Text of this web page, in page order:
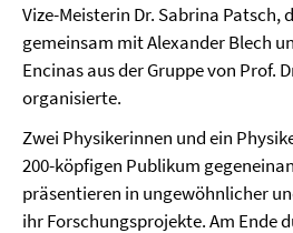
Vize-Meisterin Dr. Sabrina Patsch,
gemeinsam mit Alexander Blech
Encinas aus der Gruppe von Prof.
organisierte.
Zwei Physikerinnen und ein
200-köpfigen Publikum
präsentieren in ungewöhnlicher
ihr Forschungsprojekte. Am Ende